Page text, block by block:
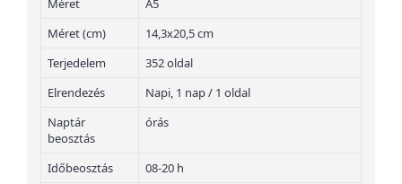
Méret
A5
Méret (cm)
14,3x20,5 cm
Terjedelem
352 oldal
Elrendezés
Napi, 1 nap / 1 oldal
Naptár
beosztás
órás
Időbeosztás
08-20 h